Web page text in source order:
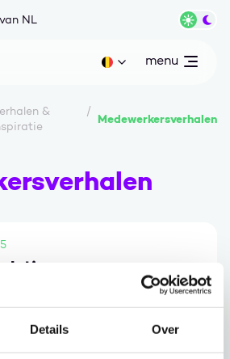
Details Over
NL
Huidige taal: be
open
menu
&
Medewerkersverhalen
Solutions.